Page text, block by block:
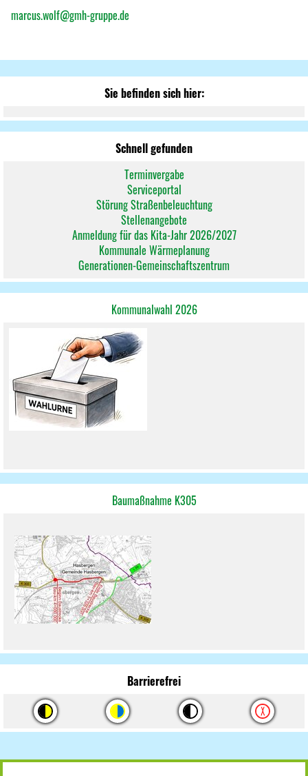
marcus.wolf@gmh-gruppe.de
Sie befinden sich hier:
Schnell gefunden
Terminvergabe
Serviceportal
Störung Straßenbeleuchtung
Stellenangebote
Anmeldung für das Kita-Jahr 2026/2027
Kommunale Wärmeplanung
Generationen-Gemeinschaftszentrum
Kommunalwahl 2026
Baumaßnahme K305
Barrierefrei